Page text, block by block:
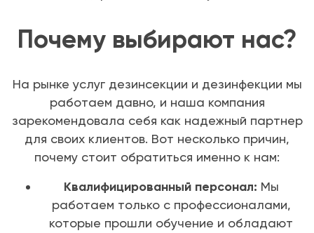
Почему выбирают нас?
На рынке услуг дезинсекции и дезинфекции мы
работаем давно, и наша компания
зарекомендовала себя как надежный партнер
для своих клиентов. Вот несколько причин,
почему стоит обратиться именно к нам:
Квалифицированный персонал: Мы
работаем только с профессионалами,
которые прошли обучение и обладают